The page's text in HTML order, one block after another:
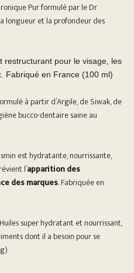
Pur formulé par le Dr
longueur et la profondeur des
restructurant pour le visage, les
Fabriqué en France (100 ml)
à partir d’Argile, de Siwak, de
bucco-dentaire saine au
est hydratante, nourrissante,
l’apparition des
des marques.Fabriquée en
super hydratant et nourrissant,
dont il a besoin pour se